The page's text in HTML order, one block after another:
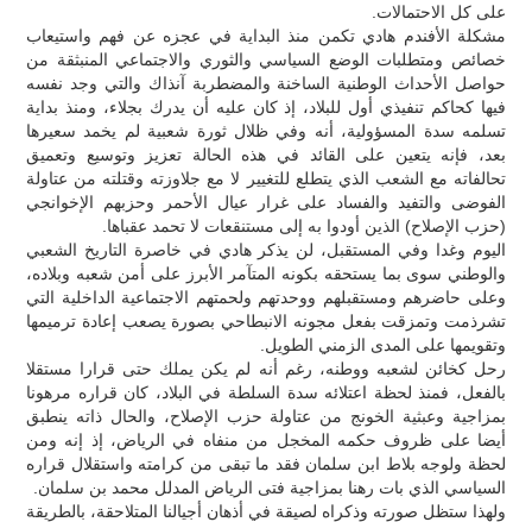
على كل الاحتمالات.
مشكلة الأفندم هادي تكمن منذ البداية في عجزه عن فهم واستيعاب
خصائص ومتطلبات الوضع السياسي والثوري والاجتماعي المنبثقة من
حواصل الأحداث الوطنية الساخنة والمضطربة آنذاك والتي وجد نفسه
فيها كحاكم تنفيذي أول للبلاد، إذ كان عليه أن يدرك بجلاء، ومنذ بداية
تسلمه سدة المسؤولية، أنه وفي ظلال ثورة شعبية لم يخمد سعيرها
بعد، فإنه يتعين على القائد في هذه الحالة تعزيز وتوسيع وتعميق
تحالفاته مع الشعب الذي يتطلع للتغيير لا مع جلاوزته وقتلته من عتاولة
الفوضى والتفيد والفساد على غرار عيال الأحمر وحزبهم الإخوانجي
(حزب الإصلاح) الذين أودوا به إلى مستنقعات لا تحمد عقباها.
اليوم وغدا وفي المستقبل، لن يذكر هادي في خاصرة التاريخ الشعبي
والوطني سوى بما يستحقه بكونه المتآمر الأبرز على أمن شعبه وبلاده،
وعلى حاضرهم ومستقبلهم ووحدتهم ولحمتهم الاجتماعية الداخلية التي
تشرذمت وتمزقت بفعل مجونه الانبطاحي بصورة يصعب إعادة ترميمها
وتقويمها على المدى الزمني الطويل.
رحل كخائن لشعبه ووطنه، رغم أنه لم يكن يملك حتى قرارا مستقلا
بالفعل، فمنذ لحظة اعتلائه سدة السلطة في البلاد، كان قراره مرهونا
بمزاجية وعبثية الخونج من عتاولة حزب الإصلاح، والحال ذاته ينطبق
أيضا على ظروف حكمه المخجل من منفاه في الرياض، إذ إنه ومن
لحظة ولوجه بلاط ابن سلمان فقد ما تبقى من كرامته واستقلال قراره
السياسي الذي بات رهنا بمزاجية فتى الرياض المدلل محمد بن سلمان.
ولهذا ستظل صورته وذكراه لصيقة في أذهان أجيالنا المتلاحقة، بالطريقة